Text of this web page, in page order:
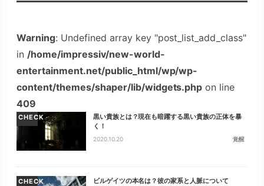
Warning: Undefined array key "post_list_add_class"
in /home/impressiv/new-world-
entertainment.net/public_html/wp/wp-
content/themes/shaper/lib/widgets.php on line
409
CHECK
黒い貴族とは？現在も暗躍する黒い貴族の正体を暴
く！
2020.10.20 覚醒
CHECK ビルゲイツの本名は？彼の家系と人脈について